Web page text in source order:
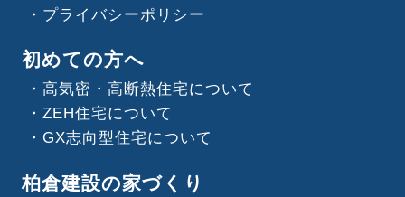
プライバシーポリシー
初めての方へ
高気密・高断熱住宅について
ZEH住宅について
GX志向型住宅について
柏倉建設の家づくり